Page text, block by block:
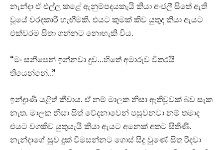
නැන්දා ඒ එල්ල කළේ ඇනුම්පදයකැයි කියා අංජලී සිතේ ඇති
වූයේ වරදකාරී හැඟීමකි. එයට කුමක් කිව යුතුද කියා ඇයට
එක්වරම සිතා ගන්නට නොහැකි විය.
“මං සනීපෙන් ඉන්නවා දුව…හිතේ අමාරුව විතරයි
තියෙන්නේ…”
ඉන්ද්‍රාණි යළිත් කීවාය. ඒ නම් මාලක නිසා ඇතිවූවක් බව සැක
නැත. මාලක නිසා සිත් වේදනාවෙන් පසුවනවා නම් තමාද
එයට වගකිව යුතුයැයි කියා ඇයට අනෙක් අතට සිතිණි.
නැන්දාගේ සුව දුක් විමසන්නට ගොස් සිදු වුණේ සිත රිදවා